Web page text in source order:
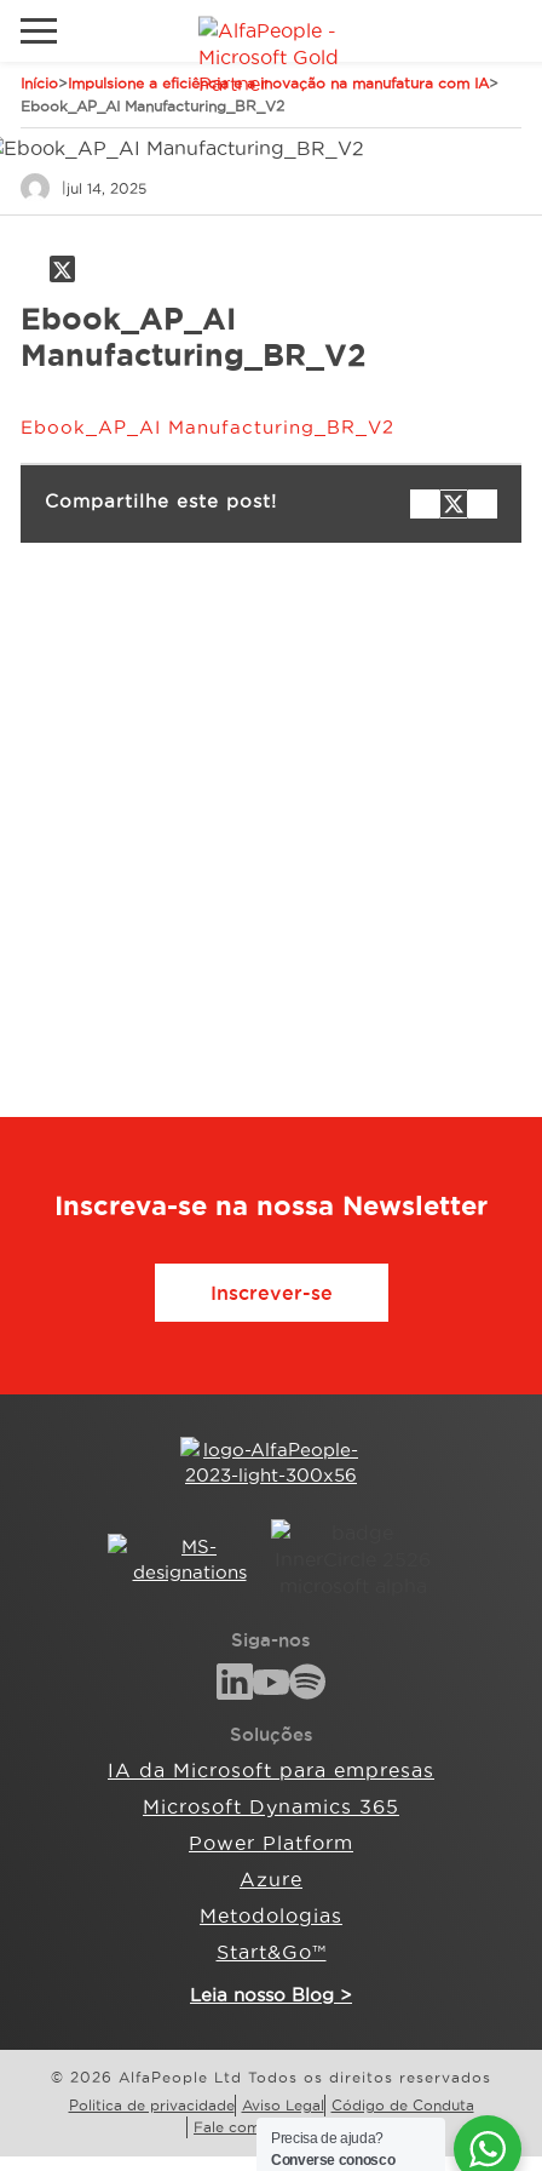
Início>Impulsione a eficiência e a inovação na manufatura com IA>
Ebook_AP_AI Manufacturing_BR_V2
| jul 14, 2025
Ebook_AP_AI
Manufacturing_BR_V2
Ebook_AP_AI Manufacturing_BR_V2
Compartilhe este post!
Inscreva-se na nossa Newsletter
Inscrever-se
Siga-nos
Soluções
IA da Microsoft para empresas
Microsoft Dynamics 365
Power Platform
Azure
Metodologias
Start&Go™
Leia nosso Blog >
© 2026 AlfaPeople Ltd Todos os direitos reservados
Politica de privacidade Aviso Legal Código de Conduta
Fale com a AlfaPeople
Indústrias
Telefone Email
Sites Internacionais
Global
Oriente Médio
Precisa de ajuda?
Converse conosco